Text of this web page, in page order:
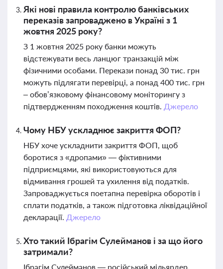
Які нові правила контролю банківських
переказів запроваджено в Україні з 1
жовтня 2025 року?
З 1 жовтня 2025 року банки можуть
відстежувати весь ланцюг транзакцій між
фізичними особами. Перекази понад 30 тис. грн
можуть підлягати перевірці, а понад 400 тис. грн
– обов’язковому фінансовому моніторингу з
підтвердженням походження коштів. Джерело
Чому НБУ ускладнює закриття ФОП?
НБУ хоче ускладнити закриття ФОП, щоб
боротися з «дропами» — фіктивними
підприємцями, які використовуються для
відмивання грошей та ухилення від податків.
Запроваджується поетапна перевірка оборотів і
сплати податків, а також підготовка ліквідаційної
декларації. Джерело
Хто такий Ібрагім Сулейманов і за що його
затримали?
Ібрагім Сулейманов — російський мільярдер,